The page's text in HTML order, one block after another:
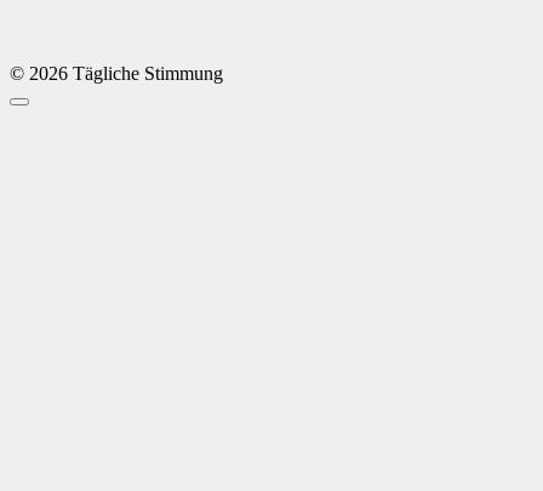
© 2026 Tägliche Stimmung